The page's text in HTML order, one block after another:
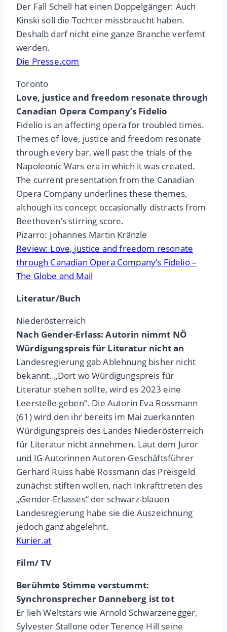
Der Fall Schell hat einen Doppelgänger: Auch
Kinski soll die Tochter missbraucht haben.
Deshalb darf nicht eine ganze Branche verfemt
werden.
Die Presse.com
Toronto
Love, justice and freedom resonate through
Canadian Opera Company’s Fidelio
Fidelio is an affecting opera for troubled times.
Themes of love, justice and freedom resonate
through every bar, well past the trials of the
Napoleonic Wars era in which it was created.
The current presentation from the Canadian
Opera Company underlines these themes,
although its concept occasionally distracts from
Beethoven’s stirring score.
Pizarro: Johannes Martin Kränzle
Review: Love, justice and freedom resonate
through Canadian Opera Company’s Fidelio –
The Globe and Mail
Literatur/Buch
Niederösterreich
Nach Gender-Erlass: Autorin nimmt NÖ
Würdigungspreis für Literatur nicht an
Landesregierung gab Ablehnung bisher nicht
bekannt. „Dort wo Würdigungspreis für
Literatur stehen sollte, wird es 2023 eine
Leerstelle geben“. Die Autorin Eva Rossmann
(61) wird den ihr bereits im Mai zuerkannten
Würdigungspreis des Landes Niederösterreich
für Literatur nicht annehmen. Laut dem Juror
und IG Autorinnen Autoren-Geschäftsführer
Gerhard Ruiss habe Rossmann das Preisgeld
zunächst stiften wollen, nach Inkrafttreten des
„Gender-Erlasses“ der schwarz-blauen
Landesregierung habe sie die Auszeichnung
jedoch ganz abgelehnt.
Kurier.at
Film/ TV
Berühmte Stimme verstummt:
Synchronsprecher Danneberg ist tot
Er lieh Weltstars wie Arnold Schwarzenegger,
Sylvester Stallone oder Terence Hill seine